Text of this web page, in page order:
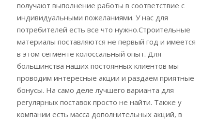
получают выполнение работы в соответствие с
индивидуальными пожеланиями. У нас для
потребителей есть все что нужно.Строительные
материалы поставляются не первый год и имеется
в этом сегменте колоссальный опыт. Для
большинства наших постоянных клиентов мы
проводим интересные акции и раздаем приятные
бонусы. На само деле лучшего варианта для
регулярных поставок просто не найти. Также у
компании есть масса дополнительных акций, в